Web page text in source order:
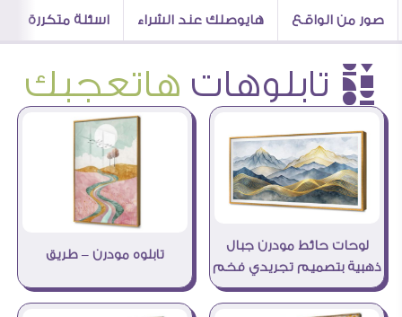
صور من الواقع هايوصلك عند الشراء اسئلة متكررة
è تابلوهات هاتعجبك
لوحات حائط مودرن جبال
ذهبية بتصميم تجريدي فخم
تابلوه مودرن – طريق